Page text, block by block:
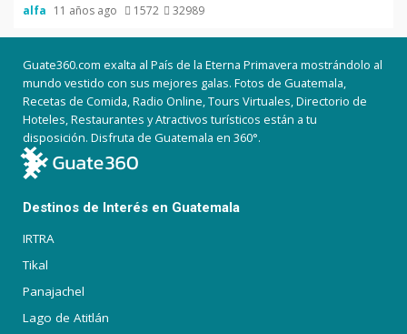
alfa 11 años ago 1572 32989
Guate360.com exalta al País de la Eterna Primavera mostrándolo al
mundo vestido con sus mejores galas. Fotos de Guatemala,
Recetas de Comida, Radio Online, Tours Virtuales, Directorio de
Hoteles, Restaurantes y Atractivos turísticos están a tu
disposición. Disfruta de Guatemala en 360°.
Destinos de Interés en Guatemala
IRTRA
Tikal
Panajachel
Lago de Atitlán